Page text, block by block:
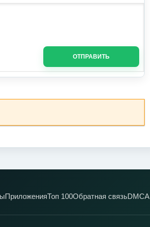
ОТПРАВИТЬ
ПриложенияТоп 100Обратная связьDMCA